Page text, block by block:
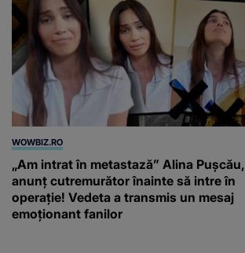
WOWBIZ.RO
„Am intrat în metastază” Alina Pușcău,
anunț cutremurător înainte să intre în
operație! Vedeta a transmis un mesaj
emoționant fanilor